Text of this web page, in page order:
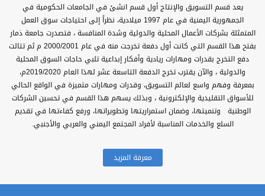
يعد قسم التسويق والإنتاج أول قسم انشئ في الجامعات الحكومية في
الجمهورية اليمنية في عام 1997 ميلادية، نظراً إلى احتياجات سوق العمل
المتمثلة بشركات الأعمال المحلية والدولية وشدة المنافسة ، فتصدرت جامعة ذمار
بفتح هذا القسم التي كانت أول دفعة تخرجت منه في عام 2000/2001 م ثم تتالت
دفع التخرج بقدرات ومهارات ريادية وأفكار إبداعية تلبي حاجات السوق المحلية
والدولية ، والآن يقترب تخرج الدفعة التاسعة عشر لهذا العام 2019/2020م،
بمعرفة وفهم واسع لعالم التسويق، وقدرات ومهارات متميزة في الواقع الحالي
للأسواق التقليدية والإلكترونية ، وبذلك يسهم هذا القسم في تحسين الشركات
الوطنية وتنميتها، وضمان استمراريتها وتطويراتها، ورفع كفاءتها في تقديم
السلع والخدمات المناسبة لأفراد المجتمع اليمني والعربي والأجنبي.
معرفة المزيد